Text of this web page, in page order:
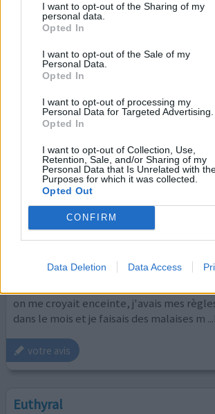
I want to opt-out of the Sharing of my
personal data.
Opted In
I want to opt-out of the Sale of my
Personal Data.
Opted In
I want to opt-out of processing my
Personal Data for Targeted Advertising.
Opted In
I want to opt-out of Collection, Use,
Retention, Sale, and/or Sharing of my
Personal Data that Is Unrelated with
Purposes for which it was collected.
Opted Out
CONFIRM
Data Deletion Data Access
réserves de ce produit donc je pensais
votre avis
Euthyral
30/08/2018 | Femme | 44
Ablation de la thyroïde
Efficacité
Quantité effets secondaires
Tout se passait très bien avec l'ancienne
levothyrox et d'un coup en juin 2017, j'ai
beaucoup de crampes, d'énormes
on me croyait enceinte, j'avais mes
dans le mois et je faisais des malaises m
votre avis
Euthyral